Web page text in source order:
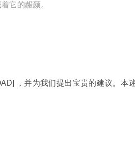
它的赧颜。
，并为我们提出宝贵的建议。本